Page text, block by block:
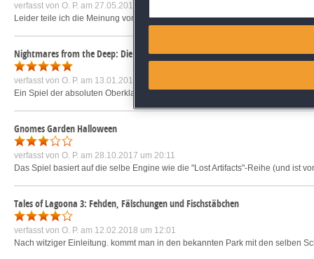
verfasst von O. P. am 27.05.2014 um 08:56
Leider teile ich die Meinung von Monika nicht. Aus meiner Sicht kann ich nur
Nightmares from the Deep: Die Schädelinsel Sammleredition
verfasst von O. P. am 13.01.2017 um 09:17
Ein Spiel der absoluten Oberklasse. Hier stimmt einfach alles. mfg O.P.
Gnomes Garden Halloween
verfasst von O. P. am 28.10.2017 um 20:11
Das Spiel basiert auf die selbe Engine wie die "Lost Artifacts"-Reihe (und ist
Tales of Lagoona 3: Fehden, Fälschungen und Fischstäbchen
verfasst von O. P. am 12.02.2018 um 12:01
Nach witziger Einleitung. kommt man in den bekannten Park mit den selben